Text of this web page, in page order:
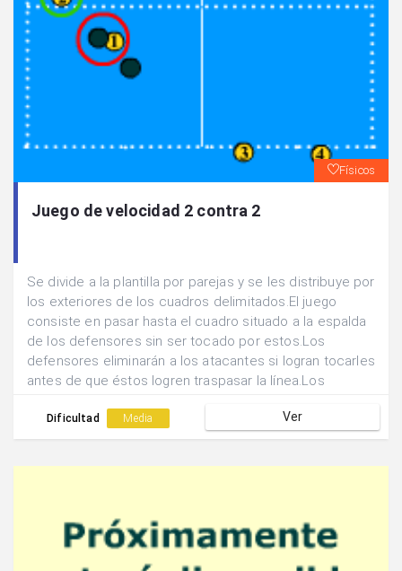
Físicos
Juego de velocidad 2 contra 2
Se divide a la plantilla por parejas y se les distribuye por
los exteriores de los cuadros delimitados.El juego
consiste en pasar hasta el cuadro situado a la espalda
de los defensores sin ser tocado por estos.Los
defensores eliminarán a los atacantes si logran tocarles
antes de que éstos logren traspasar la línea.Los
cruzarse. Están obligados a defender en zona.
Dificultad Media Ver